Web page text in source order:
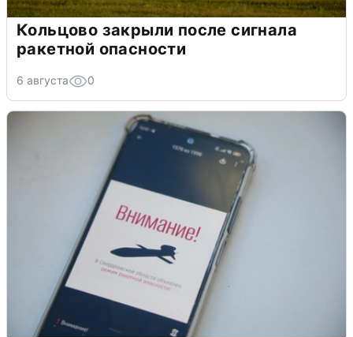
Кольцово закрыли после сигнала
ракетной опасности
6 августа 0